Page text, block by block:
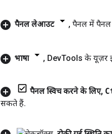
पैनल लेआउट , पैनल में पैनल
भाषा , DevTools के यूज़र
पैनल स्विच करने के लिए,
सकते हैं.